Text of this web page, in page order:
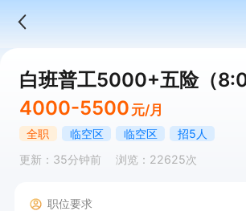
白班普工5000+五险（
4000-5500 元/月
全职 临空区 临空区
招5人
更新：35分钟前
浏览：22625次
职位要求